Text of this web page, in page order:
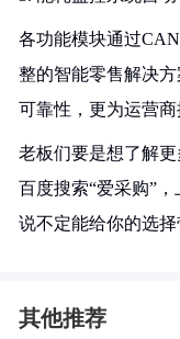
各功能模块通过
整的智能零售解决
可靠性，更为运营商
老板们要是想了解
百度搜索“爱采购”
说不定能给你的选
其他推荐